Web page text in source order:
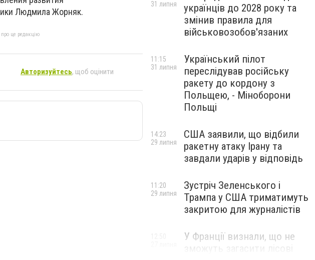
Людмила Жорняк.
це редакцію
Авторизуйтесь, щоб оцінити
українців до 2028 року та
змінив правила для
військовозобов'язаних
31 липня
Український пілот
переслідував російську
ракету до кордону з
Польщею, - Міноборони
Польщі
11:15
31 липня
США заявили, що відбили
ракетну атаку Ірану та
завдали ударів у відповідь
14:23
29 липня
Зустріч Зеленського і
Трампа у США триматимуть
закритою для журналістів
11:20
29 липня
У Франції визнали, що не